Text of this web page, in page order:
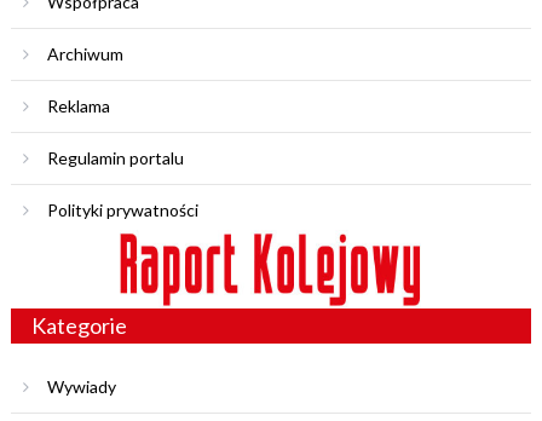
Archiwum
Reklama
Regulamin portalu
Polityki prywatności
Kategorie
Wywiady